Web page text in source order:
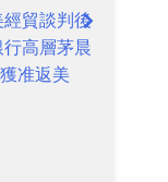
經貿談判後
高層茅晨
准返美